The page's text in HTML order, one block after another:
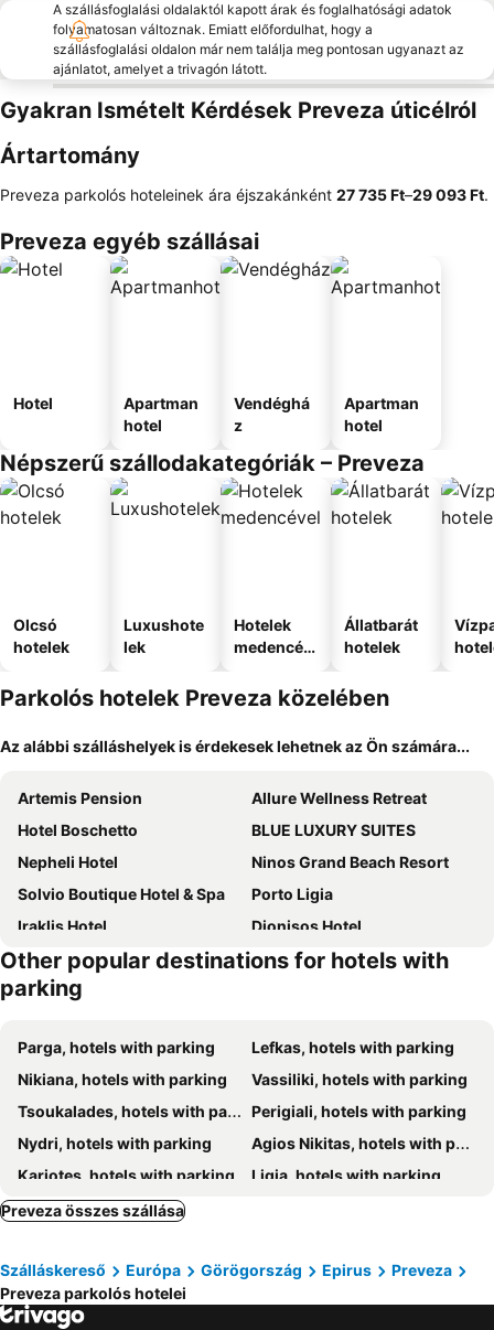
A szállásfoglalási oldalaktól kapott árak és foglalhatósági adatok
folyamatosan változnak. Emiatt előfordulhat, hogy a
szállásfoglalási oldalon már nem találja meg pontosan ugyanazt az
ajánlatot, amelyet a trivagón látott.
Gyakran Ismételt Kérdések Preveza úticélról
Ártartomány
Preveza parkolós hoteleinek ára éjszakánként ‎27 735 Ft–‎29 093 Ft.
Preveza egyéb szállásai
Hotel
Apartman
hotel
Vendéghá
z
Apartman
hotel
Népszerű szállodakategóriák – Preveza
Olcsó
hotelek
Luxushote
lek
Hotelek
medencév
Állatbarát
hotelek
Parkolós hotelek Preveza közelében
Az alábbi szálláshelyek is érdekesek lehetnek az Ön számára...
Artemis Pension
Allure Wellness Retreat
Hotel Boschetto
BLUE LUXURY SUITES
Nepheli Hotel
Ninos Grand Beach Resort
Solvio Boutique Hotel & Spa
Porto Ligia
Iraklis Hotel
Dionisos Hotel
Maria's Rose Garden
Ianos Hotel
Kastro Maistro
Thalero Holidays Center
Sesa Boutique Hotel
Lefkadios Hern Studios
Semiramis
Kalivakia View
Anemones Villas by Omikron Selections
Ocean Hotel Resort
Studios Prodromidis Πρεβεζα
Iliana
The Captain's House Boutique Hotel
Vrachos Beach
Sirius
Ionian White Villas Lefkada
Golden Beach Preveza
Poseidon Beach Hotel
Other popular destinations for hotels with
parking
Parga, hotels with parking
Lefkas, hotels with parking
Nikiana, hotels with parking
Vassiliki, hotels with parking
Tsoukalades, hotels with parking
Perigiali, hotels with parking
Nydri, hotels with parking
Agios Nikitas, hotels with parking
Kariotes, hotels with parking
Ligia, hotels with parking
Agios Ioannis - Lefkas, hotels with parking
Poros, hotels with parking
Ammoudia, hotels with parking
Mikros Gialos, hotels with parking
Ligia, hotels with parking
Preveza összes szállása
Szálláskereső Európa Görögország Epirus
Preveza
Preveza parkolós hotelei